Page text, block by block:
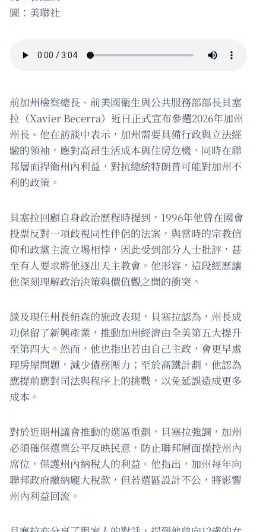
圖：美聯社
前加州檢察總長、前美國衛生與公共服務部部長貝塞
拉（Xavier Becerra）近日正式宣布參選2026年加州
州長。他在訪談中表示，加州需要具備行政與立法經
驗的領袖，應對高昂生活成本與住房危機，同時在聯
邦層面捍衛州內利益，對抗總統特朗普可能對加州不
利的政策。
貝塞拉回顧自身政治歷程時提到，1996年他曾在國會
投票反對一項歧視同性伴侶的法案，與當時的宗教信
仰和政黨主流立場相悖，因此受到部分人士批評，甚
至有人要求將他逐出天主教會。他形容，這段經歷讓
他深刻理解政治決策與價值觀之間的衝突。
談及現任州長紐森的施政表現，貝塞拉認為，州長成
功保留了新興產業，推動加州經濟由全美第五大提升
至第四大。然而，他也指出若由自己主政，會更早處
理房屋問題，減少債務壓力；至於高鐵計劃，他認為
應提前應對司法與程序上的挑戰，以免延誤造成更多
成本。
對於近期州議會推動的選區重劃，貝塞拉強調，加州
必須確保選票公平反映民意，防止聯邦層面操控州內
席位，保護州內納稅人的利益。他指出，加州每年向
聯邦政府繳納龐大稅款，但若選區設計不公，將影響
州內利益回流。